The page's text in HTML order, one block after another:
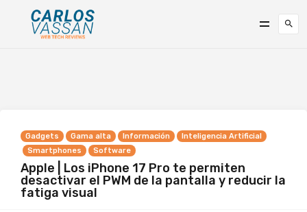
Gadgets Gama alta Información
Inteligencia Artificial
Smartphones
Software
Apple | Los iPhone 17 Pro te permiten
desactivar el PWM de la pantalla y reducir la
fatiga visual